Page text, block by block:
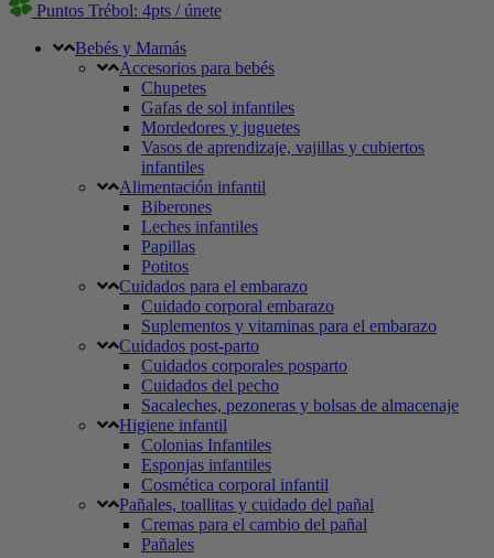
Puntos Trébol: 4pts / únete
Bebés y Mamás
Accesorios para bebés
Chupetes
Gafas de sol infantiles
Mordedores y juguetes
Vasos de aprendizaje, vajillas y cubiertos
infantiles
Alimentación infantil
Biberones
Leches infantiles
Papillas
Potitos
Cuidados para el embarazo
Cuidado corporal embarazo
Suplementos y vitaminas para el embarazo
Cuidados post-parto
Cuidados corporales posparto
Cuidados del pecho
Sacaleches, pezoneras y bolsas de almacenaje
Higiene infantil
Colonias Infantiles
Esponjas infantiles
Cosmética corporal infantil
Pañales, toallitas y cuidado del pañal
Cremas para el cambio del pañal
Pañales